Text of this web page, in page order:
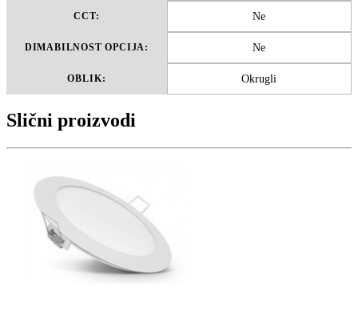
CCT: Ne
DIMABILNOST OPCIJA: Ne
OBLIK: Okrugli
Slični proizvodi